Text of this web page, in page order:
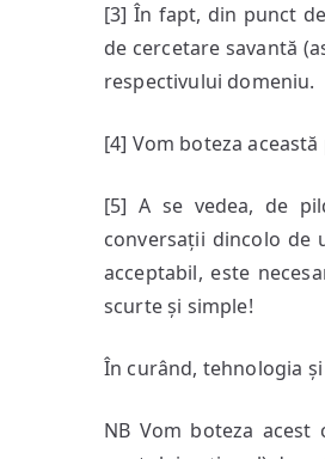
[3] În fapt, din punct
de cercetare savantă
respectivului domeniu.
[4] Vom boteza
[5] A se vedea, de
conversații dincolo de
acceptabil, este
scurte și simple!
În curând, tehnologia
NB Vom boteza acest